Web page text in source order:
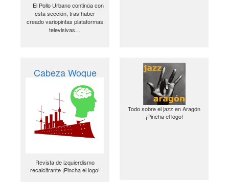
El Pollo Urbano continúa con
esta sección, tras haber
creado variopintas plataformas
televisivas…
Cabeza Woque
Revista de izquierdismo
recalcitrante ¡Pincha el logo!
Todo sobre el jazz en Aragón
¡Pincha el logo!